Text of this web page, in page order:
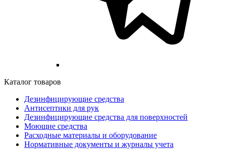
Каталог товаров
Дезинфицирующие средства
Антисептики для рук
Дезинфицирующие средства для поверхностей
Моющие средства
Расходные материалы и оборудование
Нормативные документы и журналы учета